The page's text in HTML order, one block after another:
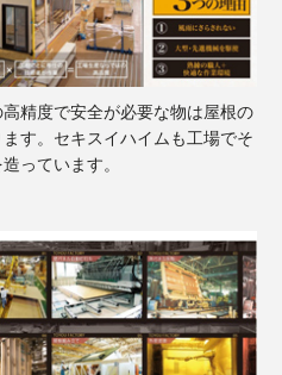
精度で安全が必要な物は屋根の
す。セキスイハイムも工場でそ
っています。